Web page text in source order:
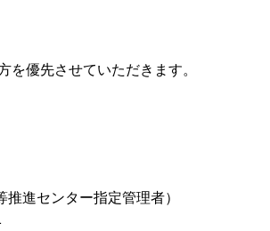
優先させていただきます。
進センター指定管理者）